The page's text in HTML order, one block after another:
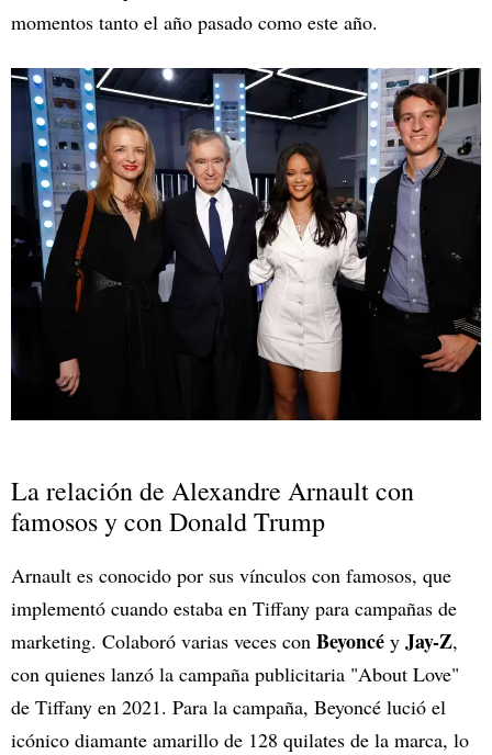
momentos tanto el año pasado como este año.
La relación de Alexandre Arnault con
famosos y con Donald Trump
Arnault es conocido por sus vínculos con famosos, que
implementó cuando estaba en Tiffany para campañas de
marketing. Colaboró varias veces con Beyoncé y Jay-Z,
con quienes lanzó la campaña publicitaria "About Love"
de Tiffany en 2021. Para la campaña, Beyoncé lució el
icónico diamante amarillo de 128 quilates de la marca, lo